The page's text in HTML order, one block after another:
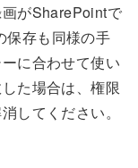
がSharePointで
保存も同様の手
に合わせて使い
た場合は、権限
してください。